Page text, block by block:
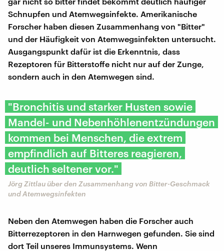
Schnupfen und Atemwegsinfekte. Amerikanische
Forscher haben diesen Zusammenhang von "Bitter"
und der Häufigkeit von Atemwegsinfekten untersucht.
Ausgangspunkt dafür ist die Erkenntnis, dass
Rezeptoren für Bitterstoffe nicht nur auf der Zunge,
sondern auch in den Atemwegen sind.
"Bronchitis und starker Husten sowie
Mandel- und Nebenhöhlenentzündungen
kommen bei Menschen, die extrem
empfindlich auf Bitteres reagieren,
deutlich seltener vor."
Jörg Zittlau über den Zusammenhang von Bitter-Geschmack
und Atemwegsinfekten
Neben den Atemwegen haben die Forscher auch
Bitterrezeptoren in den Harnwegen gefunden. Sie sind
dort Teil unseres Immunsystems. Wenn